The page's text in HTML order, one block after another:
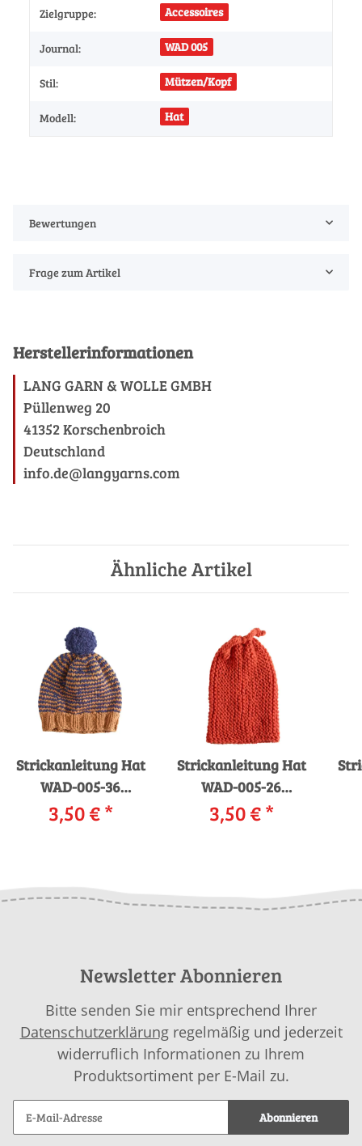
Zielgruppe: Accessoires
Journal: WAD 005
Stil: Mützen/Kopf
Modell: Hat
Bewertungen
Frage zum Artikel
Herstellerinformationen
LANG GARN & WOLLE GMBH
Püllenweg 20
41352 Korschenbroich
Deutschland
info.de@langyarns.com
Ähnliche Artikel
Strickanleitung Hat
WAD-005-36
WOOLADDICTS FIRE
BE BOLD als
3,50 €*
Strickanleitung Hat
WAD-005-26
WOOLADDICTS
HOPE LUCKY LOVER
3,50 €*
Newsletter Abonnieren
Bitte senden Sie mir entsprechend Ihrer
Datenschutzerklärungregelmäßig und jederzeit
widerruflich Informationen zu Ihrem
Produktsortiment per E-Mail zu.
Abonnieren